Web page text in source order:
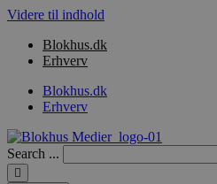
Videre til indhold
Blokhus.dk
Erhverv
Blokhus.dk
Erhverv
Search ...